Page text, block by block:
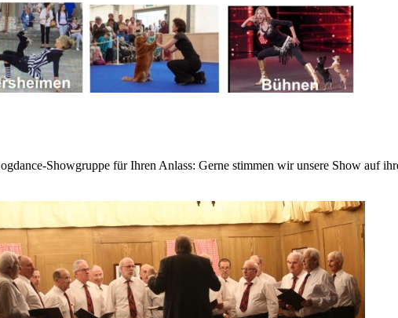
Showgruppe für Ihren Anlass: Gerne stimmen wir unsere Show auf